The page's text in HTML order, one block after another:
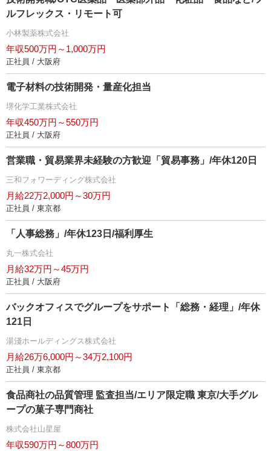
ルフレックス・リモート可
小林製薬株式会社
年収500万円～1,000万円
正社員 / 大阪府
電子材料の技術開発・量産化担当
堺化学工業株式会社
年収450万円～550万円
正社員 / 大阪府
営業職・貿易業界未経験の方歓迎「貿易事務」/年休120日
三和フォワーディング株式会社
月給22万2,000円～30万円
正社員 / 東京都
「人事総務」/年休123日/福利厚生
丸一株式会社
月給32万円～45万円
正社員 / 大阪府
バックオフィスでグループをサポート「総務・経理」/年休
121日
湯淺ホールディングス株式会社
月給26万6,000円～34万2,100円
正社員 / 東京都
食品商社の品質管理 監査担当/エリア限定職 東京/大手グル
ープの菓子専門商社
株式会社山星屋
年収590万円～800万円